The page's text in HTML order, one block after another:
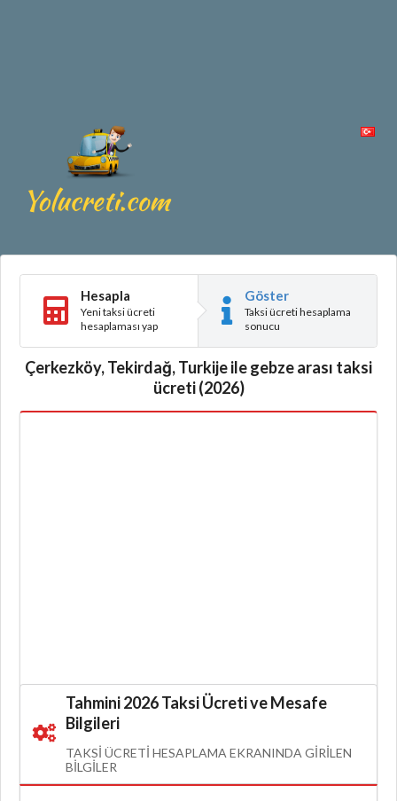
Hesapla
Yeni taksi ücreti
hesaplaması yap
Göster
Taksi ücreti hesaplama
sonucu
Çerkezköy, Tekirdağ, Turkije ile gebze arası taksi
ücreti (2026)
Tahmini 2026 Taksi Ücreti ve Mesafe
Bilgileri
TAKSI ÜCRETI HESAPLAMA EKRANINDA GIRILEN
BILGILER